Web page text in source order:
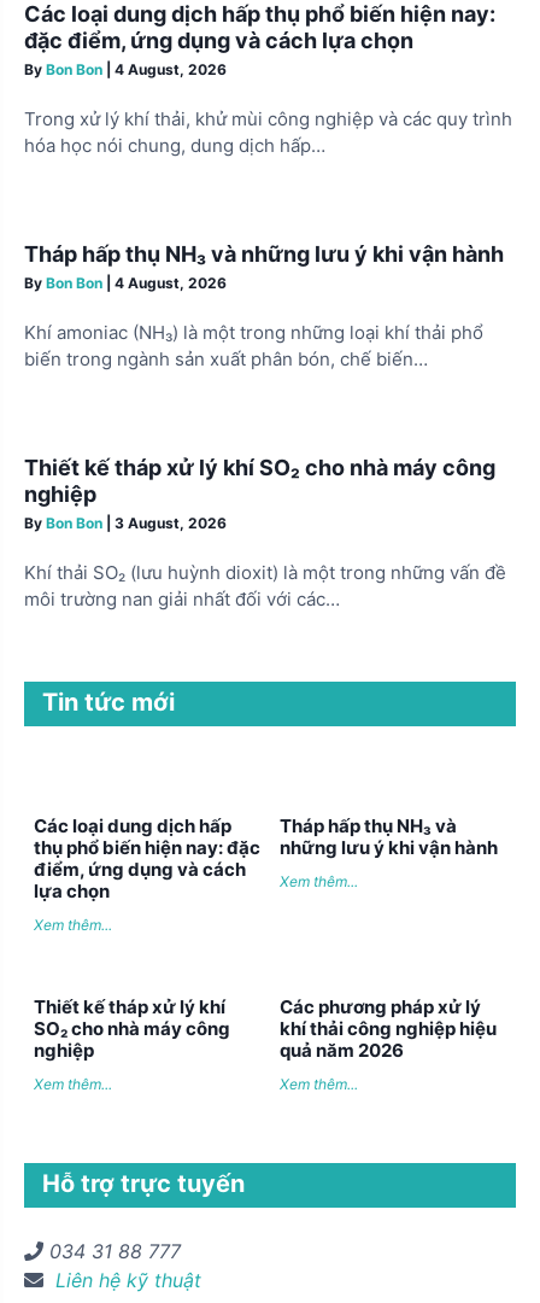
a
t
o
Các loại dung dịch hấp thụ phổ biến hiện nay:
đặc điểm, ứng dụng và cách lựa chọn
By Bon Bon 4 August, 2026
Trong xử lý khí thải, khử mùi công nghiệp và các quy trình
hóa học nói chung, dung dịch hấp…
Tháp hấp thụ NH₃ và những lưu ý khi vận hành
By Bon Bon 4 August, 2026
Khí amoniac (NH₃) là một trong những loại khí thải phổ
biến trong ngành sản xuất phân bón, chế biến…
Thiết kế tháp xử lý khí SO₂ cho nhà máy công
nghiệp
By Bon Bon 3 August, 2026
Khí thải SO₂ (lưu huỳnh dioxit) là một trong những vấn đề
môi trường nan giải nhất đối với các…
Tin tức mới
Các loại dung dịch hấp
thụ phổ biến hiện nay: đặc
điểm, ứng dụng và cách
lựa chọn
Xem thêm...
Tháp hấp thụ NH₃ và
những lưu ý khi vận hành
Xem thêm...
Thiết kế tháp xử lý khí
SO₂ cho nhà máy công
nghiệp
Xem thêm...
Các phương pháp xử lý
khí thải công nghiệp hiệu
quả năm 2026
Xem thêm...
Hỗ trợ trực tuyến
034 31 88 777
Liên hệ kỹ thuật